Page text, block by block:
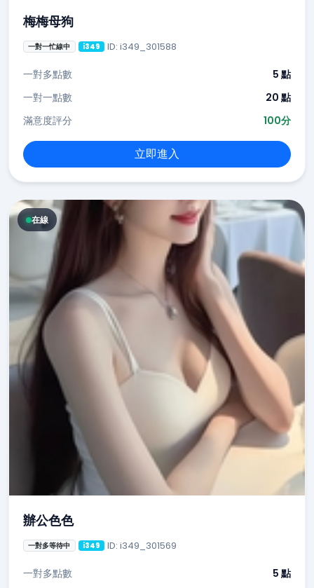
梅梅母狗
一對一忙線中 i349 ID: i349_301588
一對多點數
5 點
一對一點數
20 點
滿意度評分
100分
立即進入
在線
辦公色色
一對多等待中 i349 ID: i349_301569
一對多點數
5 點